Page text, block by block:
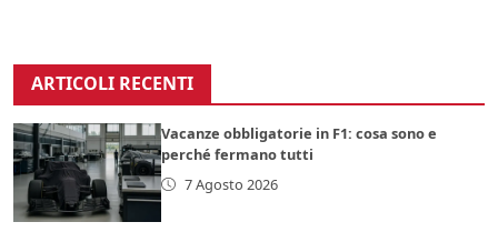
ARTICOLI RECENTI
Vacanze obbligatorie in F1: cosa sono e
perché fermano tutti
7 Agosto 2026